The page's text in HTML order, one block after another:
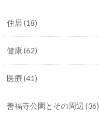
住居(18)
健康(62)
医療 (41)
善福寺公園とその周辺 (36)